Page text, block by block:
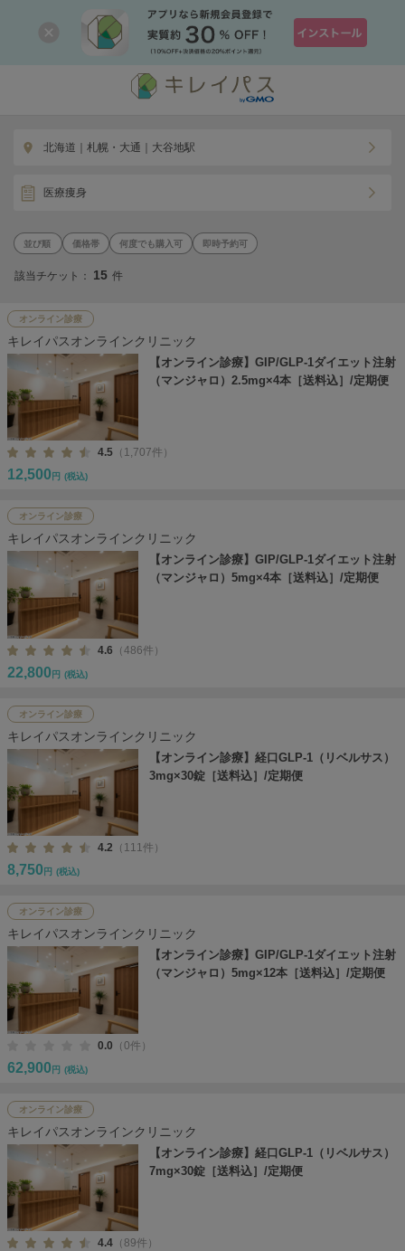
北海道｜札幌・大通｜大谷地駅
医療痩身
価格帯 何度でも購入可 即時予約可
該当チケット： 15 件
オンライン診療
キレイパスオンラインクリニック
【オンライン診療】GIP/GLP-1ダイエット注射
（マンジャロ）2.5mg×4本［送料込］/定期便
4.5 （1,707件）
12,500 円 (税込)
オンライン診療
キレイパスオンラインクリニック
【オンライン診療】GIP/GLP-1ダイエット注射
（マンジャロ）5mg×4本［送料込］/定期便
4.6 （486件）
22,800 円 (税込)
オンライン診療
キレイパスオンラインクリニック
【オンライン診療】経口GLP-1（リベルサス）
3mg×30錠［送料込］/定期便
4.2 （111件）
8,750 円 (税込)
オンライン診療
キレイパスオンラインクリニック
【オンライン診療】GIP/GLP-1ダイエット注射
（マンジャロ）5mg×12本［送料込］/定期便
0.0 （0件）
62,900 円 (税込)
オンライン診療
キレイパスオンラインクリニック
【オンライン診療】経口GLP-1（リベルサス）
7mg×30錠［送料込］/定期便
4.4 （89件）